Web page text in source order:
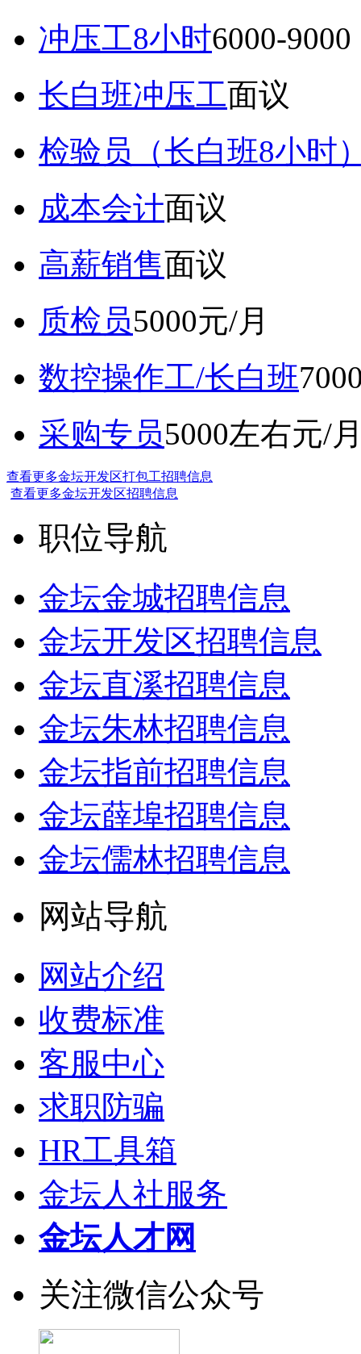
冲压工8小时6000-
长白班冲压工面议
检验员（长白班8小时
成本会计面议
高薪销售面议
质检员5000元/月
数控操作工/长白班
采购专员5000左右元/
查看更多金坛开发区打包工招聘信息
查看更多金坛开发区招聘信息
职位导航
金坛金城招聘信息
金坛开发区招聘信息
金坛直溪招聘信息
金坛朱林招聘信息
金坛指前招聘信息
金坛薛埠招聘信息
金坛儒林招聘信息
网站导航
网站介绍
收费标准
客服中心
求职防骗
HR工具箱
金坛人社服务
金坛人才网
关注微信公众号